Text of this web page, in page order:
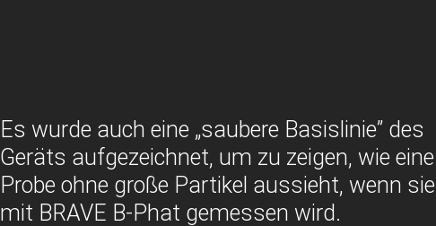
Es wurde auch eine „saubere Basislinie” des
Geräts aufgezeichnet, um zu zeigen, wie eine
Probe ohne große Partikel aussieht, wenn sie
mit BRAVE B-Phat gemessen wird.